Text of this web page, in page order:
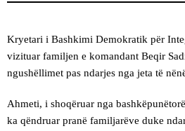
Kryetari i Bashkimi Demokratik për
vizituar familjen e komandant Beqir
ngushëllimet pas ndarjes nga jeta të
Ahmeti, i shoqëruar nga
ka qëndruar pranë familjarëve duke